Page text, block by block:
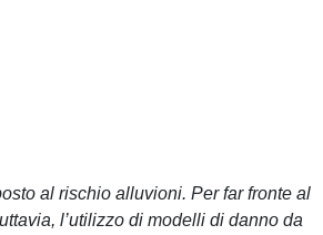
al rischio alluvioni. Per far fronte al
l’utilizzo di modelli di danno da